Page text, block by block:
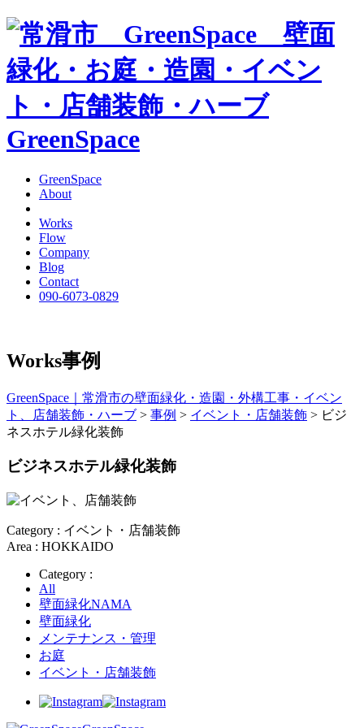
GreenSpace
GreenSpace
About
Works
Flow
Company
Blog
Contact
090-6073-0829
Works事例
GreenSpace｜常滑市の壁面緑化・造園・外構工事・イベン
ト、店舗装飾・ハーブ > 事例 > イベント・店舗装飾 > ビジ
ネスホテル緑化装飾
ビジネスホテル緑化装飾
Category : イベント・店舗装飾
Area : HOKKAIDO
Category :
All
壁面緑化NAMA
壁面緑化
メンテナンス・管理
お庭
イベント・店舗装飾